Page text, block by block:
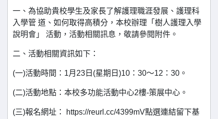
一、為協助貴校學生及家長了解護理職涯發展、護理科
入學管 道、如何取得高積分，本校辦理「樹人護理入學
說明會」 活動，活動相關訊息，敬請參閱附件。
二、活動相關資訊如下：
(一)活動時間：1月23日(星期日)10：30～12：30。
(二)活動地點：本校多功能活動中心2樓-策展中心。
(三)報名網址： https://reurl.cc/4399mV點選連結留下基